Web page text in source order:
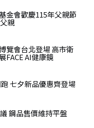
金會歡慶115年父親節
親
覽會台北登場 高市衛
FACE AI健康鏡
七夕新品優惠齊登場
鋼品售價維持平盤